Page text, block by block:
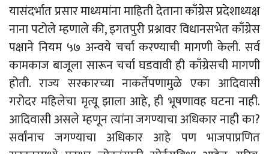
यासंदर्भात प्रसार माध्यमांना माहिती देताना काँग्रेस प्रदेशाध्यक्ष
नाना पटोले म्हणाले की, इगतपुरी प्रश्नावर विधानसभेत काँग्रेस
पक्षाने नियम ५७ अन्वये चर्चा करण्याची मागणी केली. सर्व
कामकाज बाजूला सारून चर्चा घडवावी ही काँग्रेसची मागणी
होती. राज्य सरकारच्या नाकर्तेपणामुळे एका आदिवासी
गरोदर महिलेचा मृत्यू झाला आहे, ही भूषणावह घटना नाही.
आदिवासी असले म्हणून त्यांना जगण्याचा अधिकार नाही का?
सर्वांनाच जगण्याचा अधिकार आहे पण भाजपाप्रणित